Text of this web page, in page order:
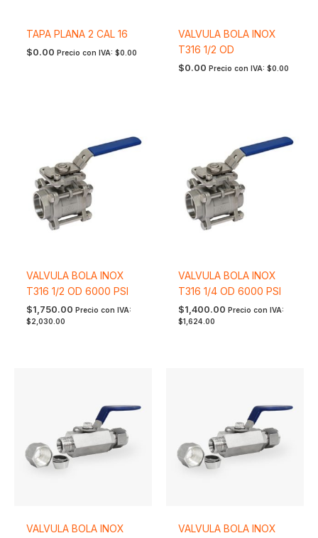
TAPA PLANA 2 CAL 16
$0.00 Precio con IVA: $0.00
VALVULA BOLA INOX
T316 1/2 OD
$0.00 Precio con IVA: $0.00
VALVULA BOLA INOX
T316 1/2 OD 6000 PSI
$1,750.00 Precio con IVA:
$2,030.00
VALVULA BOLA INOX
T316 1/4 OD 6000 PSI
$1,400.00 Precio con IVA:
$1,624.00
VALVULA BOLA INOX
VALVULA BOLA INOX